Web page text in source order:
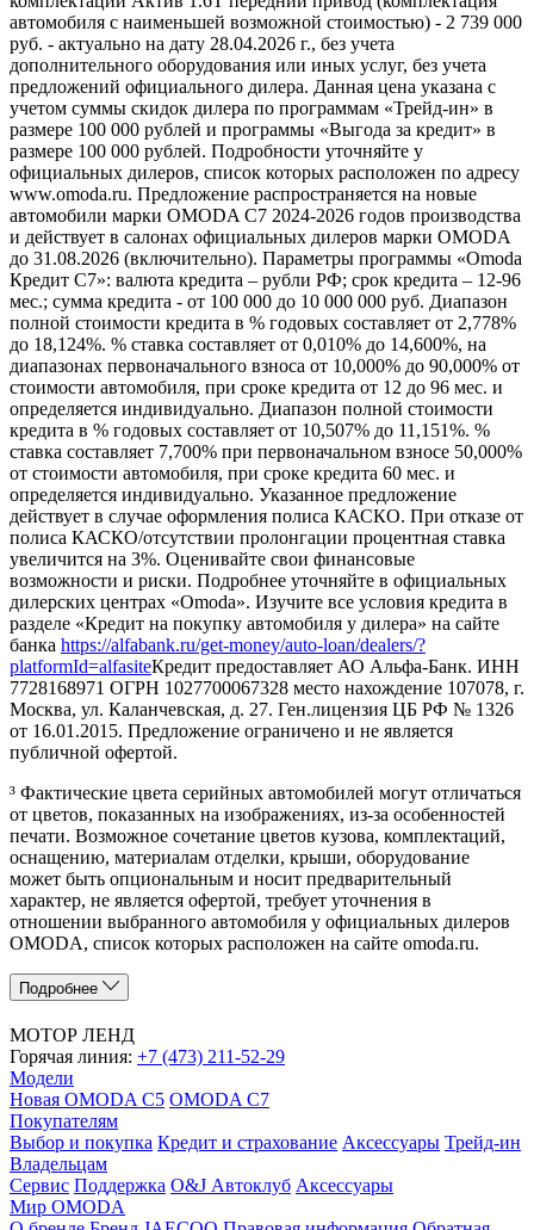
автомобиля с наименьшей возможной стоимостью) - 2 739 000
руб. - актуально на дату 28.04.2026 г., без учета
дополнительного оборудования или иных услуг, без учета
предложений официального дилера. Данная цена указана с
учетом суммы скидок дилера по программам «Трейд-ин» в
размере 100 000 рублей и программы «Выгода за кредит» в
размере 100 000 рублей. Подробности уточняйте у
официальных дилеров, список которых расположен по адресу
www.omoda.ru. Предложение распространяется на новые
автомобили марки OMODA C7 2024-2026 годов производства
и действует в салонах официальных дилеров марки OMODA
до 31.08.2026 (включительно). Параметры программы «Omoda
Кредит C7»: валюта кредита – рубли РФ; срок кредита – 12-96
мес.; сумма кредита - от 100 000 до 10 000 000 руб. Диапазон
полной стоимости кредита в % годовых составляет от 2,778%
до 18,124%. % ставка составляет от 0,010% до 14,600%, на
диапазонах первоначального взноса от 10,000% до 90,000% от
стоимости автомобиля, при сроке кредита от 12 до 96 мес. и
определяется индивидуально. Диапазон полной стоимости
кредита в % годовых составляет от 10,507% до 11,151%. %
ставка составляет 7,700% при первоначальном взносе 50,000%
от стоимости автомобиля, при сроке кредита 60 мес. и
определяется индивидуально. Указанное предложение
действует в случае оформления полиса КАСКО. При отказе от
полиса КАСКО/отсутствии пролонгации процентная ставка
увеличится на 3%. Оценивайте свои финансовые
возможности и риски. Подробнее уточняйте в официальных
дилерских центрах «Omoda». Изучите все условия кредита в
разделе «Кредит на покупку автомобиля у дилера» на сайте
банка https://alfabank.ru/get-money/auto-loan/dealers/?
platformId=alfasiteКредит предоставляет АО Альфа-Банк. ИНН
7728168971 ОГРН 1027700067328 место нахождение 107078, г.
Москва, ул. Каланчевская, д. 27. Ген.лицензия ЦБ РФ № 1326
от 16.01.2015. Предложение ограничено и не является
публичной офертой.
³ Фактические цвета серийных автомобилей могут отличаться
от цветов, показанных на изображениях, из-за особенностей
печати. Возможное сочетание цветов кузова, комплектаций,
оснащению, материалам отделки, крыши, оборудование
может быть опциональным и носит предварительный
характер, не является офертой, требует уточнения в
отношении выбранного автомобиля у официальных дилеров
OMODA, список которых расположен на сайте omoda.ru.
Подробнее
МОТОР ЛЕНД
Горячая линия: +7 (473) 211-52-29
Модели
Новая OMODA C5 OMODA C7
Покупателям
Выбор и покупка Кредит и страхование Аксессуары Трейд-ин
Владельцам
Сервис Поддержка O&J Автоклуб Аксессуары
Мир OMODA